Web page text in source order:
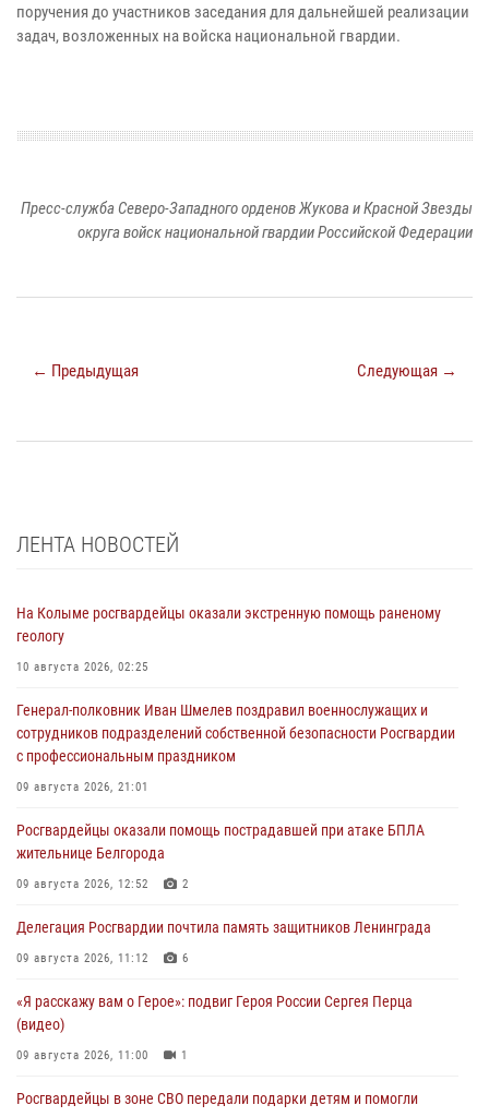
поручения до участников заседания для дальнейшей реализации
задач, возложенных на войска национальной гвардии.
Пресс-служба Северо-Западного орденов Жукова и Красной Звезды
округа войск национальной гвардии Российской Федерации
← Предыдущая Следующая →
ЛЕНТА НОВОСТЕЙ
На Колыме росгвардейцы оказали экстренную помощь раненому
геологу
10 августа 2026, 02:25
Генерал-полковник Иван Шмелев поздравил военнослужащих и
сотрудников подразделений собственной безопасности Росгвардии
с профессиональным праздником
09 августа 2026, 21:01
Росгвардейцы оказали помощь пострадавшей при атаке БПЛА
жительнице Белгорода
09 августа 2026, 12:52 2
Делегация Росгвардии почтила память защитников Ленинграда
09 августа 2026, 11:12 6
«Я расскажу вам о Герое»: подвиг Героя России Сергея Перца
(видео)
09 августа 2026, 11:00 1
Росгвардейцы в зоне СВО передали подарки детям и помогли